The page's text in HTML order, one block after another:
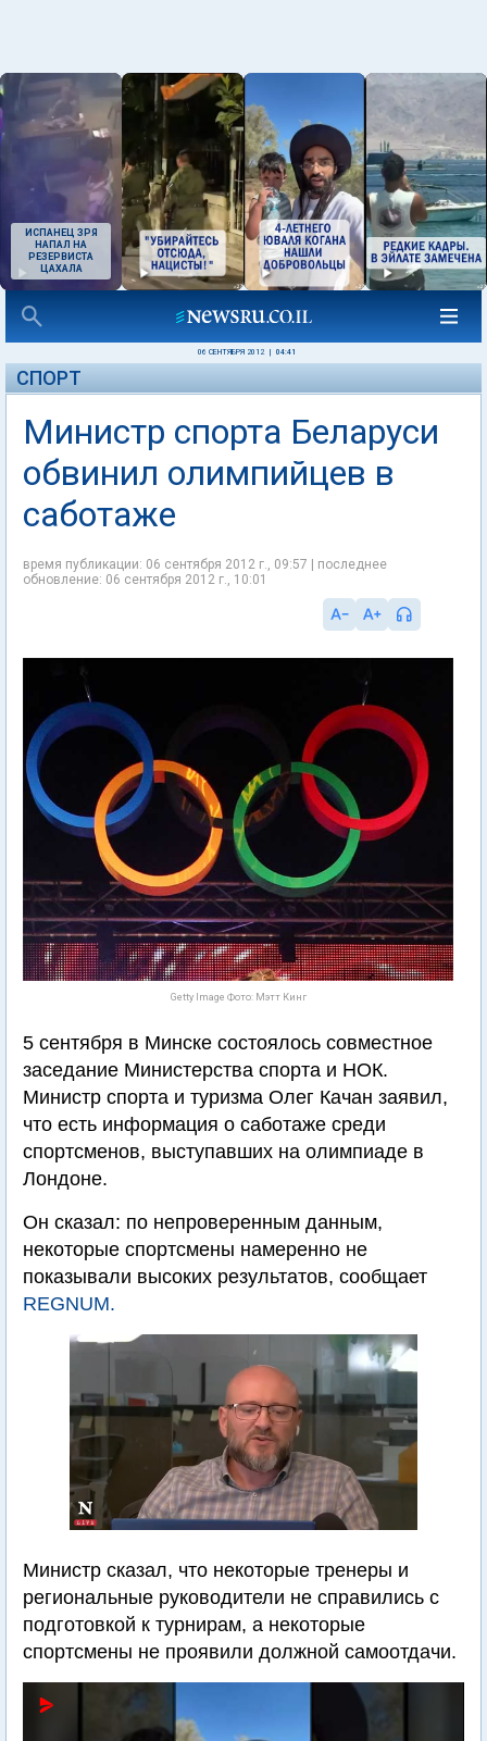
ИСПАНЕЦ ЗРЯ
НАПАЛ НА
РЕЗЕРВИСТА
ЦАХАЛА
06 СЕНТЯБРЯ 2012 04:41
СПОРТ
Министр спорта Беларуси
обвинил олимпийцев в
саботаже
время публикации: 06 сентября 2012 г., 09:57 | последнее
обновление: 06 сентября 2012 г., 10:01
Getty Image Фото: Мэтт Кинг
5 сентября в Минске состоялось совместное
заседание Министерства спорта и НОК.
Министр спорта и туризма Олег Качан заявил,
что есть информация о саботаже среди
спортсменов, выступавших на олимпиаде в
Лондоне.
Он сказал: по непроверенным данным,
некоторые спортсмены намеренно не
показывали высоких результатов, сообщает
REGNUM.
Министр сказал, что некоторые тренеры и
региональные руководители не справились с
подготовкой к турнирам, а некоторые
спортсмены не проявили должной самоотдачи.